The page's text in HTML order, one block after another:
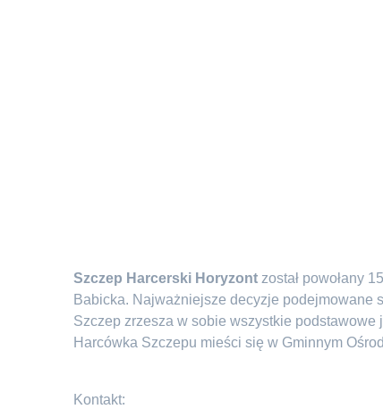
Szczep Harcerski Horyzont został powołany
Babicka. Najważniejsze decyzje podejmowane
Szczep zrzesza w sobie wszystkie
Harcówka Szczepu mieści się w Gminnym
Kontakt: